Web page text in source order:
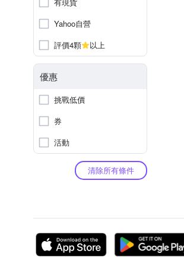
Yahoo自營
評價4顆
以上
優惠
挑戰低價
券
活動
清除所有條件